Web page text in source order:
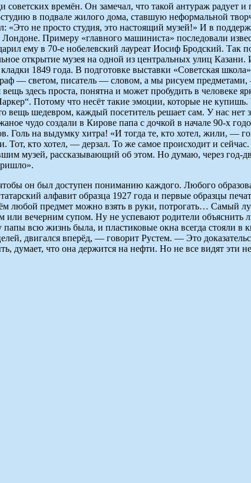
времён. Он замечал, что такой антураж радует
в подвале жилого дома, ставшую неформальной
не просто студия, это настоящий музей!» И в
Примеру «главного машиниста» последовали
ему в 70-е нобелевский лауреат Иосиф Бродский. Так
открытие музея на одной из центральных улиц
1849 года. В подготовке выставки «Советская
— светом, писатель — словом, а мы рисуем
проста, понятна и может пробудить в человеке
Потому что несёт такие эмоции, которые не купишь.
шедевром, каждый посетитель решает сам. У нас нет
чудо создали в Кирове папа с дочкой в начале 90-х
Голь на выдумку хитра! «И тогда те, кто хотел, жили, —
кто хотел, — дерзал. То же самое происходит и сейчас.
музей, рассказывающий об этом. Но думаю, через год-
он был доступен пониманию каждого. Любого
алфавит образца 1927 года и первые образцы
любой предмет можно взять в руки, потрогать… Самый
или вечерним супом. Ну не успевают родители
всю жизнь была, и пластиковые окна всегда стояли в
двигался вперёд, — говорит Рустем. — Это
думает, что она держится на нефти. Но не все видят эти